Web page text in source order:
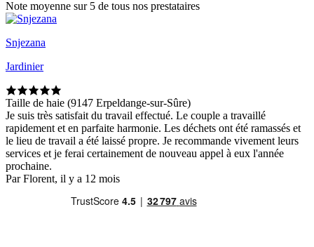
Note moyenne sur 5 de tous nos prestataires
Snjezana
Jardinier
Taille de haie (9147 Erpeldange-sur-Sûre)
Je suis très satisfait du travail effectué. Le couple a travaillé
rapidement et en parfaite harmonie. Les déchets ont été ramassés et
le lieu de travail a été laissé propre. Je recommande vivement leurs
services et je ferai certainement de nouveau appel à eux l'année
prochaine.
Par Florent, il y a 12 mois